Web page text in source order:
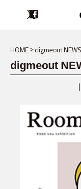
HOME digmeout NEWS
digmeout